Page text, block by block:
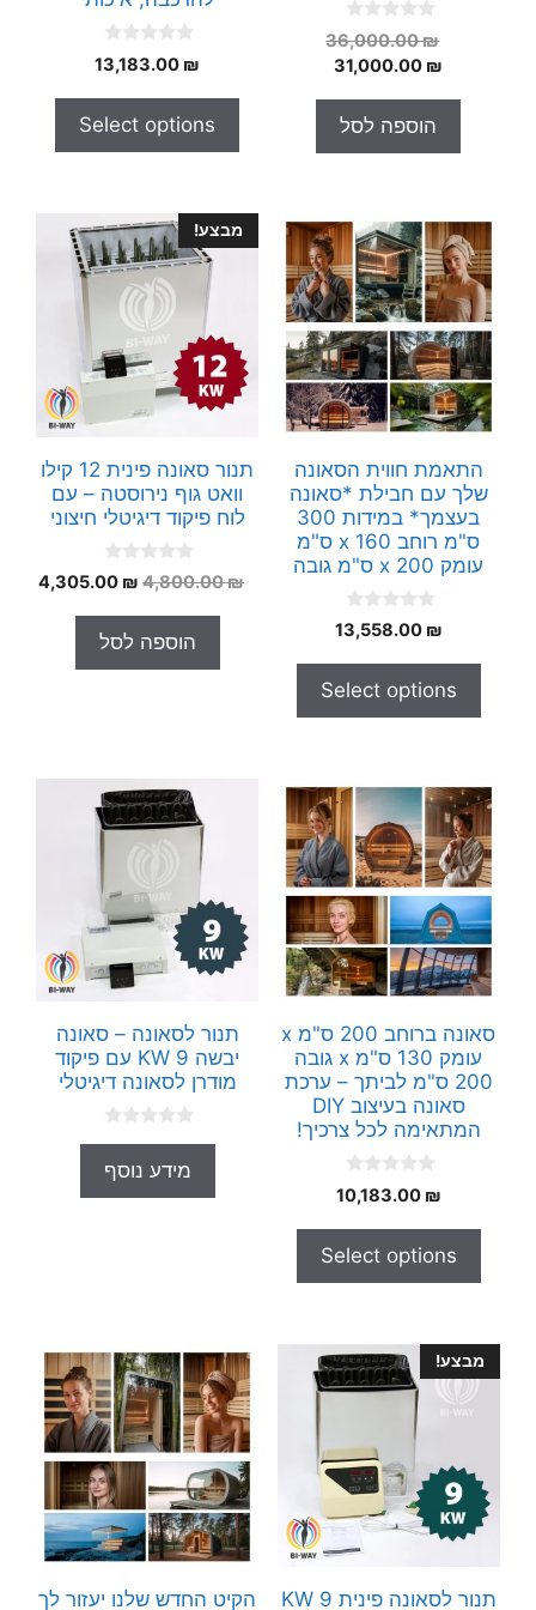
o
u
o
5
36,000.00₪
המחיר
31,000.00 ₪
המחיר
הוספה לסל
o
o
5
13,183.00 ₪
Select options
התאמת חווית הסאונה
שלך עם חבילת *סאונה
בעצמך* במידות 300
ס"מ רוחב x 160 ס"מ
עומק x 200 ס"מ גובה
0
o
o
5
13,558.00 ₪
Select options
מבצע!
תנור סאונה פינית 12 קילו
וואט גוף נירוסטה – עם
לוח פיקוד דיגיטלי חיצוני
0
o
o
5
4,800.00₪
המחיר
היה:
4,800.00 ₪.
4,305.00 ₪
הוספה לסל
סאונה ברוחב 200 ס"מ x
עומק 130 ס"מ x גובה
200 ס"מ לביתך – ערכת
סאונה בעיצוב DIY
המתאימה לכל צרכיך!
0
o
o
5
10,183.00 ₪
Select options
תנור לסאונה – סאונה
יבשה 9 KW עם פיקוד
מודרן לסאונה דיגיטלי
0
u
מידע נוסף
מבצע!
תנור לסאונה פינית 9 KW הקיט החדש שלנו יעזור לך